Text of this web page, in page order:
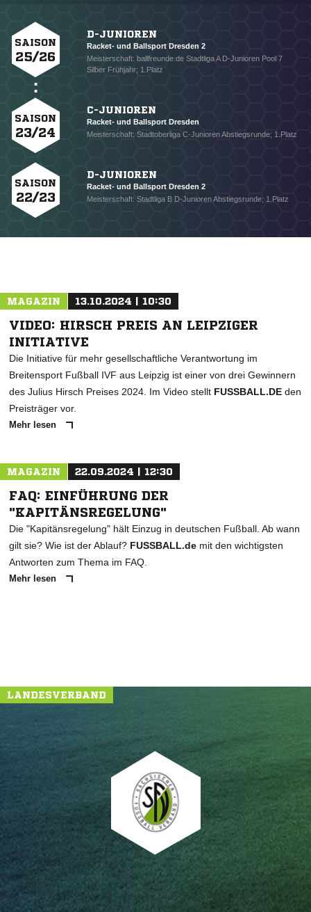
NACHRICHT SENDEN
* Pflichtfelder
SAISON
25/26
D-JUNIOREN
Racket- und Ballsport Dresden 2
Meisterschaft: ballfreunde.de Stadtliga A D-Junioren Pool 7
Silber Frühjahr; 1.Platz
SAISON
23/24
C-JUNIOREN
Racket- und Ballsport Dresden
Meisterschaft: Stadtoberliga C-Junioren Abstiegsrunde; 1.Platz
SAISON
22/23
D-JUNIOREN
Racket- und Ballsport Dresden 2
Meisterschaft: Stadtliga B D-Junioren Abstiegsrunde; 1.Platz
MAGAZIN 13.10.2024 | 10:30
VIDEO: HIRSCH PREIS AN LEIPZIGER
INITIATIVE
Die Initiative für mehr gesellschaftliche Verantwortung im
Breitensport Fußball IVF aus Leipzig ist einer von drei Gewinnern
des Julius Hirsch Preises 2024. Im Video stellt FUSSBALL.DE den
Preisträger vor.
Mehr lesen
MAGAZIN 22.09.2024 | 12:30
FAQ: EINFÜHRUNG DER
"KAPITÄNSREGELUNG"
Die "Kapitänsregelung" hält Einzug in deutschen Fußball. Ab wann
gilt sie? Wie ist der Ablauf? FUSSBALL.de mit den wichtigsten
Antworten zum Thema im FAQ.
Mehr lesen
LANDESVERBAND